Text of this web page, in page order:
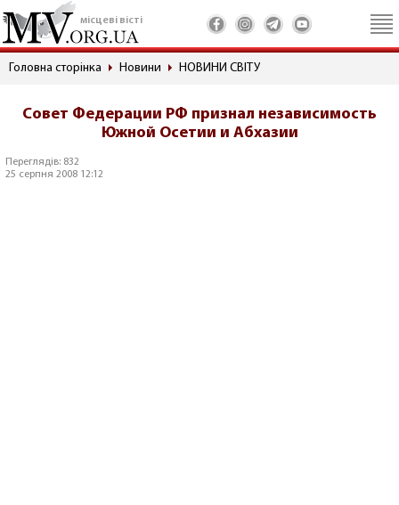
місцеві вісті
Головна сторінка Новини НОВИНИ СВІТУ
Совет Федерации РФ признал независимость
Южной Осетии и Абхазии
Переглядів: 832
25 серпня 2008 12:12